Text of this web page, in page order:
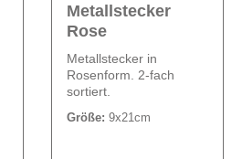
Metallstecker
Rose
Metallstecker in
Rosenform. 2-fach
sortiert.
Größe: 9x21cm